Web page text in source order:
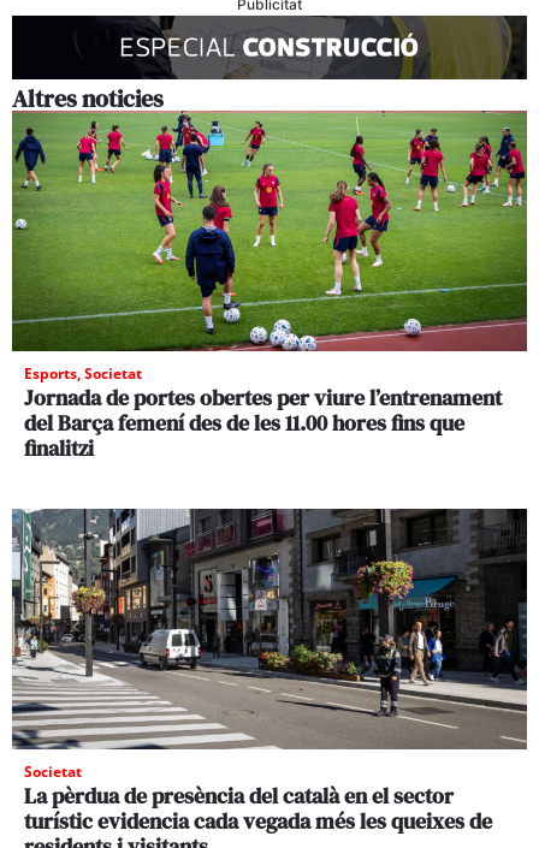
Publicitat
Altres noticies
Esports,Societat
Jornada de portes obertes per viure l’entrenament
del Barça femení des de les 11.00 hores fins que
finalitzi
Societat
La pèrdua de presència del català en el sector
turístic evidencia cada vegada més les queixes de